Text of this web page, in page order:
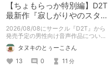
【ちょもらっか特別編】D2T
最新作『寂しがりやのスタ
ーダストと触れあって』制
作陣にインタビュー！🎤
2026/08/08にサークル『D2T』から
発売予定の男性向け音声作品について
逆神ラニさんと不束こけしさんにお話
聞いちゃいました！夏コミに関する告
知もあります！
タヌキのとぅーこさん
13
0 11 分